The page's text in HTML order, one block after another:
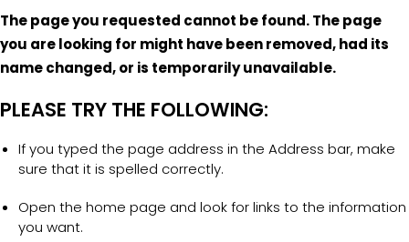
The page you requested cannot be found. The page
you are looking for might have been removed, had its
name changed, or is temporarily unavailable.
PLEASE TRY THE FOLLOWING:
If you typed the page address in the Address bar, make
sure that it is spelled correctly.
Open the home page and look for links to the information
you want.